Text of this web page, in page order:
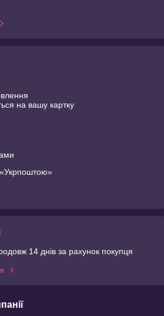
на вашу картку
«Укрпоштою»
14 днів за рахунок покупця